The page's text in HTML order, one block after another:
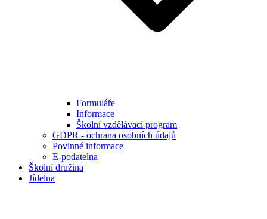
Formuláře
Informace
Školní vzdělávací program
GDPR - ochrana osobních údajů
Povinné informace
E-podatelna
Školní družina
Jídelna